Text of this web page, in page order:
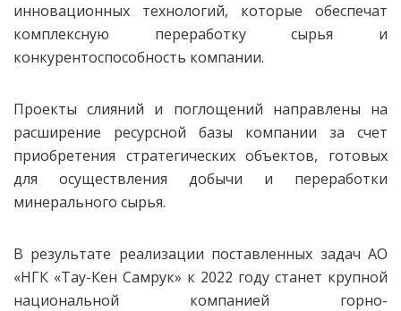
инновационных технологий, которые обеспечат
комплексную переработку сырья и
конкурентоспособность компании.
Проекты слияний и поглощений направлены на
расширение ресурсной базы компании за счет
приобретения стратегических объектов, готовых
для осуществления добычи и переработки
минерального сырья.
В результате реализации поставленных задач АО
«НГК «Тау-Кен Самрук» к 2022 году станет крупной
национальной компанией горно-